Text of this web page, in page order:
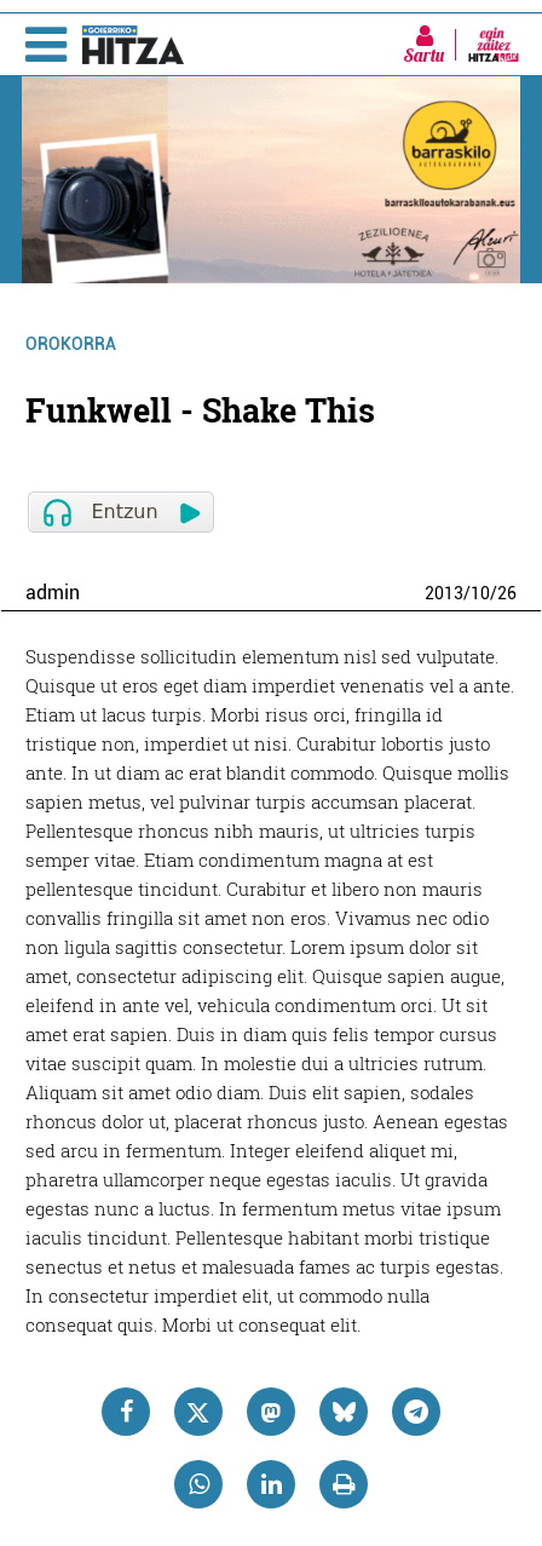
Sartu
OROKORRA
Funkwell - Shake This
admin 2013/10/26
Suspendisse sollicitudin elementum nisl sed vulputate.
Quisque ut eros eget diam imperdiet venenatis vel a ante.
Etiam ut lacus turpis. Morbi risus orci, fringilla id
tristique non, imperdiet ut nisi. Curabitur lobortis justo
ante. In ut diam ac erat blandit commodo. Quisque mollis
sapien metus, vel pulvinar turpis accumsan placerat.
Pellentesque rhoncus nibh mauris, ut ultricies turpis
semper vitae. Etiam condimentum magna at est
pellentesque tincidunt. Curabitur et libero non mauris
convallis fringilla sit amet non eros. Vivamus nec odio
non ligula sagittis consectetur. Lorem ipsum dolor sit
amet, consectetur adipiscing elit. Quisque sapien augue,
eleifend in ante vel, vehicula condimentum orci. Ut sit
amet erat sapien. Duis in diam quis felis tempor cursus
vitae suscipit quam. In molestie dui a ultricies rutrum.
Aliquam sit amet odio diam. Duis elit sapien, sodales
rhoncus dolor ut, placerat rhoncus justo. Aenean egestas
sed arcu in fermentum. Integer eleifend aliquet mi,
pharetra ullamcorper neque egestas iaculis. Ut gravida
egestas nunc a luctus. In fermentum metus vitae ipsum
iaculis tincidunt. Pellentesque habitant morbi tristique
senectus et netus et malesuada fames ac turpis egestas.
In consectetur imperdiet elit, ut commodo nulla
consequat quis. Morbi ut consequat elit.